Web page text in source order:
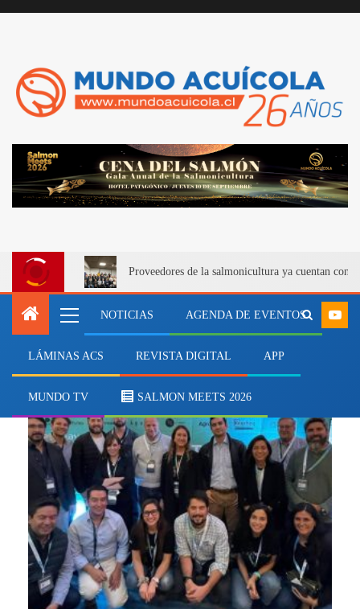
Proveedores de la salmonicultura ya cuentan con
NOTICIAS AGENDA DE EVENTOS
LÁMINAS ACS REVISTA DIGITAL APP
MUNDO TV SALMON MEETS 2026
biofiltro